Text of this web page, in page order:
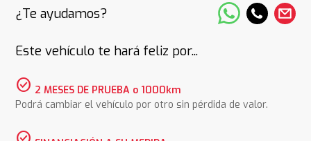
¿Te ayudamos?
Este vehículo te hará feliz por...
check_circle 2 MESES DE PRUEBA o 1000km
Podrá cambiar el vehículo por otro sin pérdida de valor.